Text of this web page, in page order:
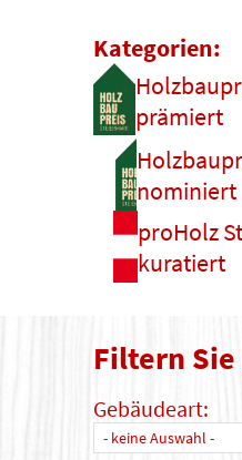
Kategorien:
prämiert
nominiert
proHolz
kuratiert
Filtern
Gebäudeart:
- keine Auswahl -